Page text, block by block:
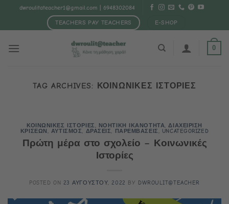
Μετάβαση
περιεχόμενο
dwroulitateacher1@gmail.com | 6948302084
TEACHERS PAY TEACHERS E-SHOP
0
TAG ARCHIVES: ΚΟΙΝΩΝΙΚΕΣ ΙΣΤΟΡΙΕΣ
ΚΟΙΝΩΝΙΚΕΣ ΙΣΤΟΡΙΕΣ, ΝΟΗΤΙΚΗ ΙΚΑΝΟΤΗΤΑ,ΔΙΑΧΕΙΡΙΣΗ
ΚΡΙΣΕΩΝ , ΑΥΤΙΣΜΟΣ, ΔΡΑΣΕΙΣ, ΠΑΡΕΜΒΑΣΕΙΣ, UNCATEGORIZED
Πρώτη μέρα στο σχολείο – Κοινωνικές
Ιστορίες
POSTED ON 23 ΑΥΓΟΥΣΤΟΥ, 2022 BY DWROULIT@TEACHER